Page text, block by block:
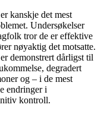
kanskje det mest
Undersøkelser
tror de er effektive
nøyaktig det motsatte.
demonstrert dårligst til
degradert
og – i de mest
endringer i
kontroll.